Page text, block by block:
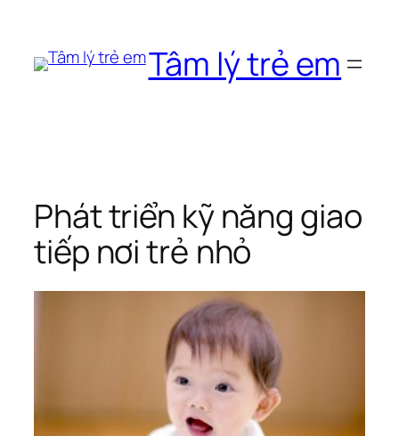
phần
Tâm lý trẻ em
Phát triển kỹ năng giao
tiếp nơi trẻ nhỏ